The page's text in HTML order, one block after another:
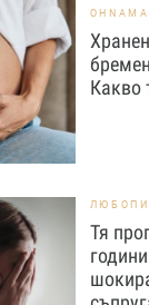
Какво
Тя